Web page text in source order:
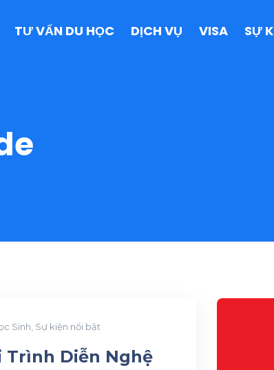
TƯ VẤN DU HỌC DỊCH VỤ VISA SỰ
Sinh Sự kiện nổi bật
Trình Diễn Nghệ